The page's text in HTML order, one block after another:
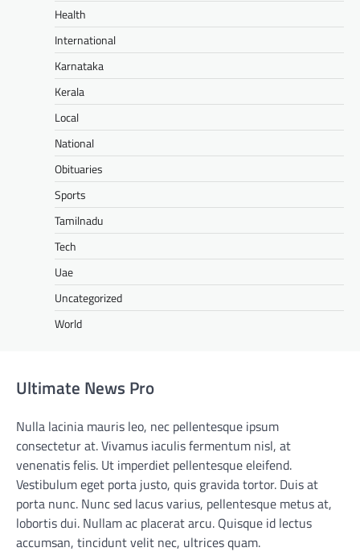
Health
International
Karnataka
Kerala
Local
National
Obituaries
Sports
Tamilnadu
Tech
Uae
Uncategorized
World
Ultimate News Pro
Nulla lacinia mauris leo, nec pellentesque ipsum
consectetur at. Vivamus iaculis fermentum nisl, at
venenatis felis. Ut imperdiet pellentesque eleifend.
Vestibulum eget porta justo, quis gravida tortor. Duis at
porta nunc. Nunc sed lacus varius, pellentesque metus at,
lobortis dui. Nullam ac placerat arcu. Quisque id lectus
accumsan, tincidunt velit nec, ultrices quam.